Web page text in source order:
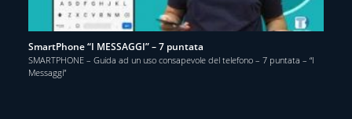
SmartPhone “I MESSAGGI” – 7 puntata
SMARTPHONE – Guida ad un uso consapevole del telefono – 7 puntata – “I
Messaggi”